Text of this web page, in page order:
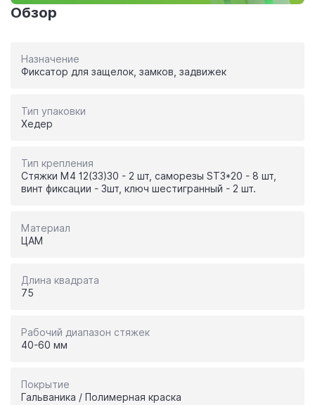
Обзор
Назначение
Фиксатор для защелок, замков, задвижек
Тип упаковки
Хедер
Тип крепления
Стяжки M4 12(33)30 - 2 шт, саморезы SТ3*20 - 8 шт,
винт фиксации - 3шт, ключ шестигранный - 2 шт.
Материал
ЦАМ
Длина квадрата
75
Рабочий диапазон стяжек
40-60 мм
Покрытие
Гальваника / Полимерная краска